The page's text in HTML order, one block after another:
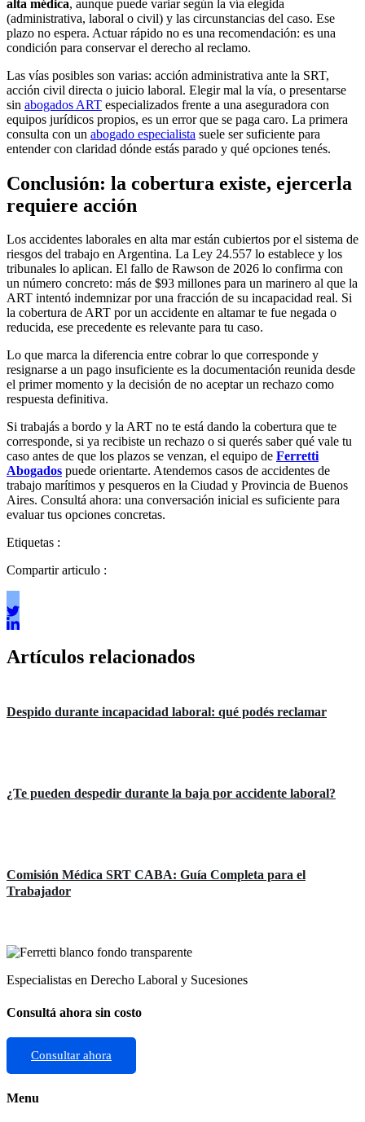
alta médica, aunque puede variar según la vía elegida
(administrativa, laboral o civil) y las circunstancias del caso. Ese
plazo no espera. Actuar rápido no es una recomendación: es una
condición para conservar el derecho al reclamo.
Las vías posibles son varias: acción administrativa ante la SRT,
acción civil directa o juicio laboral. Elegir mal la vía, o presentarse
sin abogados ART especializados frente a una aseguradora con
equipos jurídicos propios, es un error que se paga caro. La primera
consulta con un abogado especialista suele ser suficiente para
entender con claridad dónde estás parado y qué opciones tenés.
Conclusión: la cobertura existe, ejercerla
requiere acción
Los accidentes laborales en alta mar están cubiertos por el sistema de
riesgos del trabajo en Argentina. La Ley 24.557 lo establece y los
tribunales lo aplican. El fallo de Rawson de 2026 lo confirma con
un número concreto: más de $93 millones para un marinero al que la
ART intentó indemnizar por una fracción de su incapacidad real. Si
la cobertura de ART por un accidente en altamar te fue negada o
reducida, ese precedente es relevante para tu caso.
Lo que marca la diferencia entre cobrar lo que corresponde y
resignarse a un pago insuficiente es la documentación reunida desde
el primer momento y la decisión de no aceptar un rechazo como
respuesta definitiva.
Si trabajás a bordo y la ART no te está dando la cobertura que te
corresponde, si ya recibiste un rechazo o si querés saber qué vale tu
caso antes de que los plazos se venzan, el equipo de Ferretti
Abogados puede orientarte. Atendemos casos de accidentes de
trabajo marítimos y pesqueros en la Ciudad y Provincia de Buenos
Aires. Consultá ahora: una conversación inicial es suficiente para
evaluar tus opciones concretas.
Etiquetas :
Compartir articulo :
Artículos relacionados
Despido durante incapacidad laboral: qué podés reclamar
¿Te pueden despedir durante la baja por accidente laboral?
Comisión Médica SRT CABA: Guía Completa para el
Trabajador
Especialistas en Derecho Laboral y Sucesiones
Consultá ahora sin costo
Consultar ahora
Menu